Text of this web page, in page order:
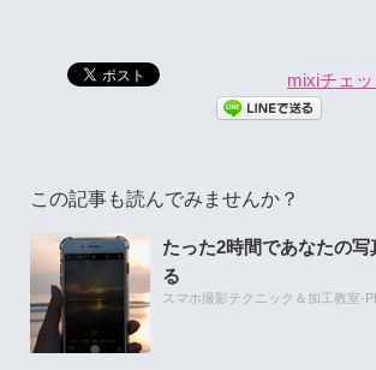
mixiチェッ
この記事も読んでみませんか？
たった2時間であなたの
る
スマホ撮影テクニック＆加工教室-